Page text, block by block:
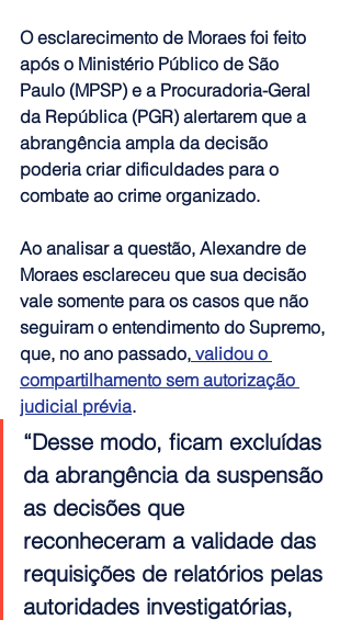
O esclarecimento de Moraes foi feito
após o Ministério Público de São
Paulo (MPSP) e a Procuradoria-Geral
da República (PGR) alertarem que a
abrangência ampla da decisão
poderia criar dificuldades para o
combate ao crime organizado.
Ao analisar a questão, Alexandre de
Moraes esclareceu que sua decisão
vale somente para os casos que não
seguiram o entendimento do Supremo,
que, no ano passado, validou o
compartilhamento sem autorização
judicial prévia.
“Desse modo, ficam excluídas
da abrangência da suspensão
as decisões que
reconheceram a validade das
requisições de relatórios pelas
autoridades investigatórias,